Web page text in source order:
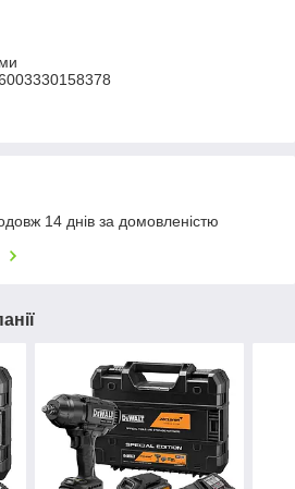
14 днів за домовленістю